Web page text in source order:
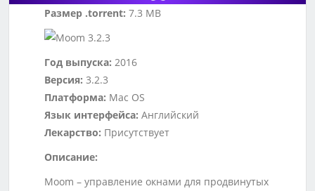
Размер .torrent: 7.3 MB
Год выпуска: 2016
Версия: 3.2.3
Платформа: Mac OS
Язык интерфейса: Английский
Лекарство: Присутствует
Описание:
Moom – управление окнами для продвинутых